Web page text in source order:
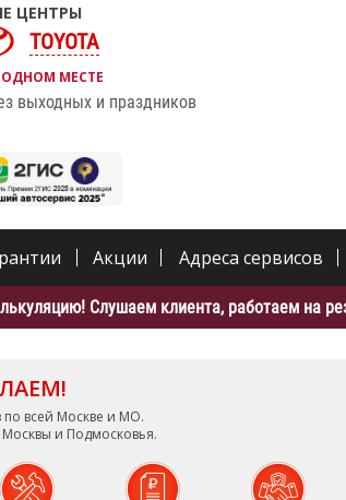
ЦЕНТРЫ
TOYOTA
ОДНОМ МЕСТЕ
выходных и праздников
Акции Адреса сервисов
Слушаем клиента, работаем на
по всей Москве и МО.
и Подмосковья.